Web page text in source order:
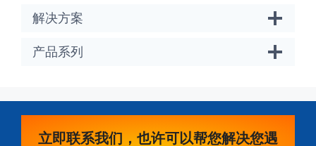
解决方案
产品系列
立即联系我们，也许可以帮您解决您遇